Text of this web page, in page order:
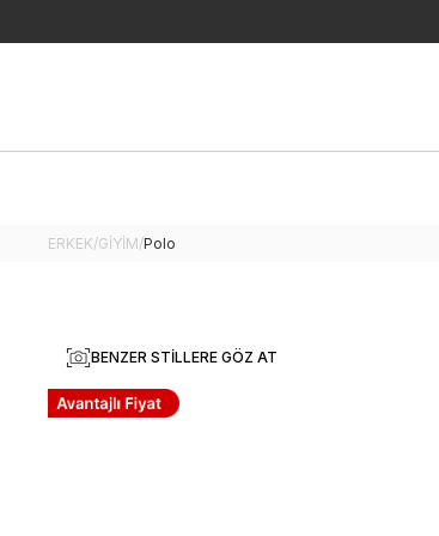
ERKEK/GİYİM/Polo
BENZER STILLERE GÖZ AT